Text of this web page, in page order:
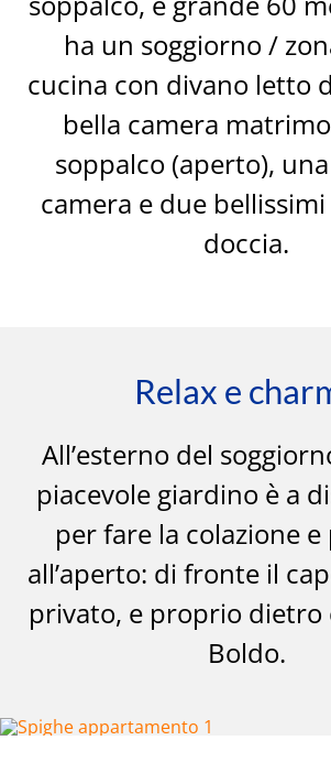
ha un soggiorno /
cucina con divano letto
bella camera
soppalco (aperto),
camera e due
doccia.
Relax e
All’esterno del
piacevole giardino è a
per fare la colazione
all’aperto: di fronte il
privato, e proprio dietro
Boldo.